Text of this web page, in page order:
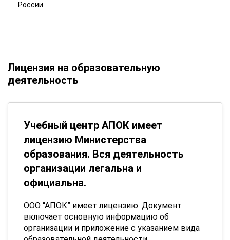
России
Лицензия на образовательную
деятельность
Учебный центр АПОК имеет
лицензию Министерства
образования. Вся деятельность
организации легальна и
официальна.
ООО “АПОК” имеет лицензию. Документ
включает основную информацию об
организации и приложение с указанием вида